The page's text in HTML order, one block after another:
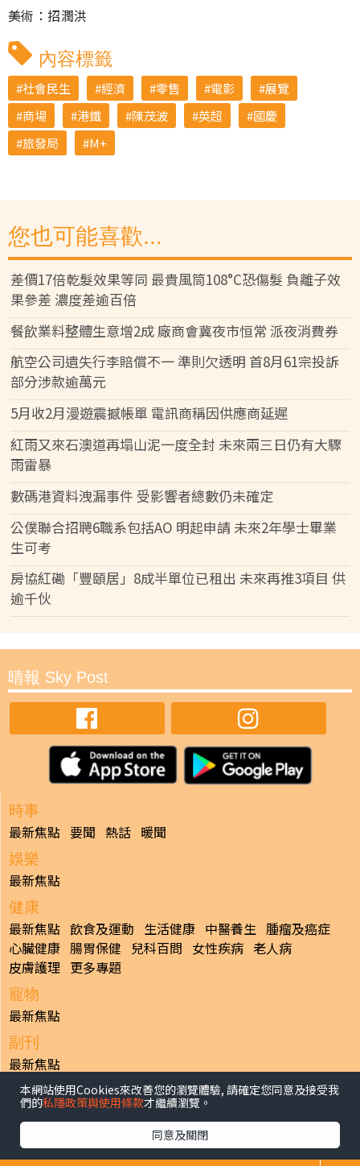
美術：招潤洪
內容標籤
社會民生 經濟 零售 電影
展覽
商場
港鐵 陳茂波 英超
國慶
旅發局
M+
您也可能喜歡...
差價17倍乾髮效果等同 最貴風筒108°C恐傷髮 負離子效
果參差 濃度差逾百倍
餐飲業料整體生意增2成 廠商會冀夜市恒常 派夜消費券
航空公司遺失行李賠償不一 準則欠透明 首8月61宗投訴
部分涉款逾萬元
5月收2月漫遊震撼帳單 電訊商稱因供應商延遲
紅雨又來石澳道再塌山泥一度全封 未來兩三日仍有大驟
雨雷暴
數碼港資料洩漏事件 受影響者總數仍未確定
公僕聯合招聘6職系包括AO 明起申請 未來2年學士畢業
生可考
房協紅磡「豐頤居」8成半單位已租出 未來再推3項目 供
逾千伙
晴報 Sky Post
時事
最新焦點 要聞 熱話 暖聞
娛樂
最新焦點
健康
最新焦點 飲食及運動 生活健康 中醫養生 腫瘤及癌症
心臟健康 腸胃保健 兒科百問 女性疾病 老人病
皮膚護理 更多專題
寵物
最新焦點
副刊
最新焦點
日報
揭頁版 港聞 財經/地產 中國/國際
生活副刊
體育 專題/人物
本網站使用Cookies來改善您的瀏覽體驗, 請確定您同意及接受我
們的私隱政策與使用條款才繼續瀏覽。
同意及關閉